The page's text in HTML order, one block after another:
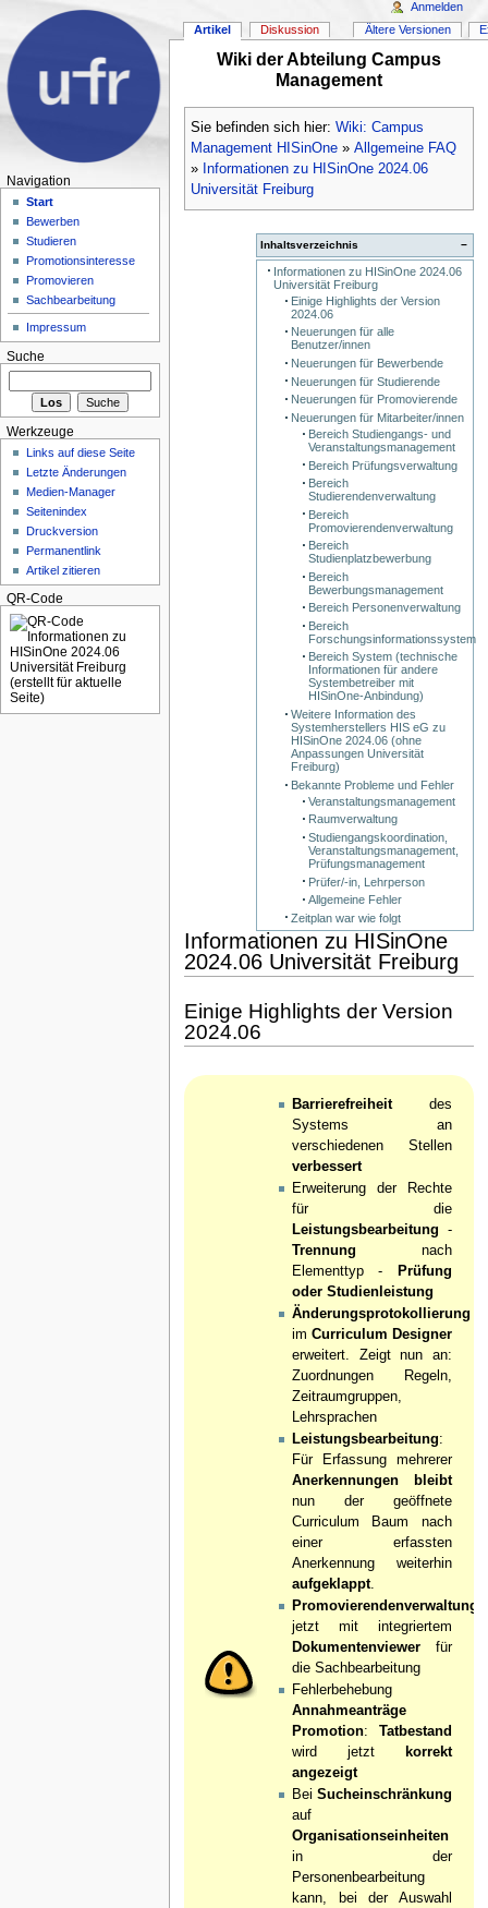
Wiki der Abteilung Campus
Management
Sie befinden sich hier: Wiki: Campus
Management HISinOne» Allgemeine FAQ
» Informationen zu HISinOne 2024.06
Universität Freiburg
−
Inhaltsverzeichnis
Informationen zu HISinOne 2024.06
Universität Freiburg
Einige Highlights der Version
2024.06
Neuerungen für alle
Benutzer/innen
Neuerungen für Bewerbende
Neuerungen für Studierende
Neuerungen für Promovierende
Neuerungen für Mitarbeiter/innen
Bereich Studiengangs- und
Veranstaltungsmanagement
Bereich Prüfungsverwaltung
Bereich
Studierendenverwaltung
Bereich
Promovierendenverwaltung
Bereich
Studienplatzbewerbung
Bereich
Bewerbungsmanagement
Bereich Personenverwaltung
Bereich
Forschungsinformationssystem
Bereich System (technische
Informationen für andere
Systembetreiber mit
HISinOne-Anbindung)
Weitere Information des
Systemherstellers HIS eG zu
HISinOne 2024.06 (ohne
Anpassungen Universität
Freiburg)
Bekannte Probleme und Fehler
Veranstaltungsmanagement
Raumverwaltung
Studiengangskoordination,
Veranstaltungsmanagement,
Prüfungsmanagement
Prüfer/-in, Lehrperson
Allgemeine Fehler
Zeitplan war wie folgt
Informationen zu HISinOne
2024.06 Universität Freiburg
Einige Highlights der Version
2024.06
Barrierefreiheitdes
Systems an
verschiedenen Stellen
verbessert
Erweiterung der Rechte
für die
Leistungsbearbeitung -
Trennung nach
Elementtyp -
Prüfung
oder Studienleistung
Änderungsprotokollierung
im Curriculum Designer
erweitert. Zeigt nun an:
Zuordnungen Regeln,
Zeitraumgruppen,
Lehrsprachen
Leistungsbearbeitung:
Für Erfassung mehrerer
Anerkennungen bleibt
nun der geöffnete
Curriculum Baum nach
einer erfassten
Anerkennung weiterhin
aufgeklappt.
Promovierendenverwaltung
jetzt mit integriertem
Dokumentenviewerfür
die Sachbearbeitung
Fehlerbehebung
Annahmeanträge
Promotion:Tatbestand
wird jetzt
korrekt
angezeigt
BeiSucheinschränkung
auf
Organisationseinheiten
in der
Personenbearbeitung
kann, bei der Auswahl
Artikel Diskussion Ältere Versionen
Anmelden
Navigation
Start
Bewerben
Studieren
Promotionsinteresse
Promovieren
Sachbearbeitung
Impressum
Suche
Werkzeuge
Links auf diese Seite
Letzte Änderungen
Medien-Manager
Seitenindex
Druckversion
Permanentlink
Artikel zitieren
QR-Code